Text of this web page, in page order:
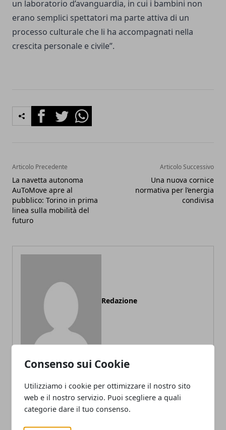
Consenso sui Cookie
Utilizziamo i cookie per ottimizzare il nostro sito
web e il nostro servizio. Puoi scegliere a quali
categorie dare il tuo consenso.
un laboratorio d’avanguardia, in cui i bambini non
erano semplici spettatori ma parte attiva di un
processo culturale che li ha accompagnati nella
crescita personale e civile”.
FacebookTwitterWhatsapp
Articolo Precedente
La navetta autonoma
AuToMove apre al
pubblico: Torino in prima
linea sulla mobilità del
futuro
Articolo Successivo
Una nuova cornice
normativa per l’energia
condivisa
Redazione
ARTICOLI CORRELATI